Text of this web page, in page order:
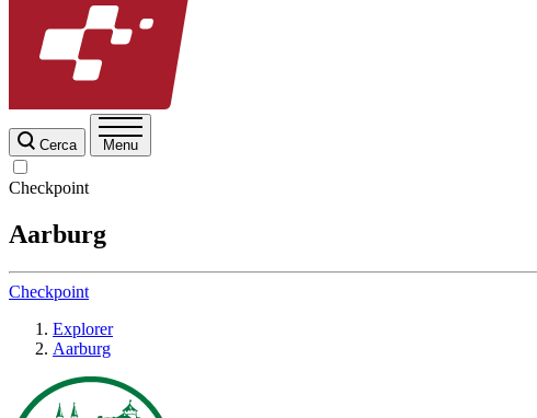
Cerca Menu
Checkpoint
Aarburg
Checkpoint
Explorer
Aarburg